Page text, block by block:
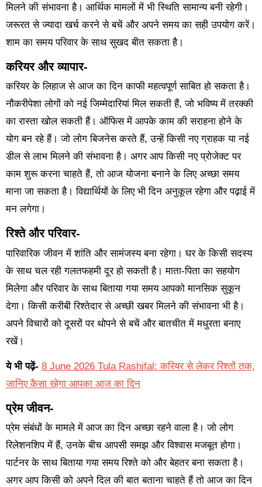
मिलने की संभावना है। आर्थिक मामलों में भी स्थिति सामान्य बनी रहेगी।
जरूरत से ज्यादा खर्च करने से बचें और अपने समय का सही उपयोग करें।
शाम का समय परिवार के साथ सुखद बीत सकता है।
करियर और व्यापार-
करियर के लिहाज से आज का दिन काफी महत्वपूर्ण साबित हो सकता है।
नौकरीपेशा लोगों को नई जिम्मेदारियां मिल सकती हैं, जो भविष्य में तरक्की
का रास्ता खोल सकती हैं। ऑफिस में आपके काम की सराहना होने के
योग बन रहे हैं। जो लोग बिजनेस करते हैं, उन्हें किसी नए ग्राहक या नई
डील से लाभ मिलने की संभावना है। अगर आप किसी नए प्रोजेक्ट पर
काम शुरू करना चाहते हैं, तो आज योजना बनाने के लिए अच्छा समय
माना जा सकता है। विद्यार्थियों के लिए भी दिन अनुकूल रहेगा और पढ़ाई में
मन लगेगा।
रिश्ते और परिवार-
पारिवारिक जीवन में शांति और सामंजस्य बना रहेगा। घर के किसी सदस्य
के साथ चल रही गलतफहमी दूर हो सकती है। माता-पिता का सहयोग
मिलेगा और परिवार के साथ बिताया गया समय आपको मानसिक सुकून
देगा। किसी करीबी रिश्तेदार से अच्छी खबर मिलने की संभावना भी है।
अपने विचारों को दूसरों पर थोपने से बचें और बातचीत में मधुरता बनाए
रखें।
ये भी पढ़ें- 8 June 2026 Tula Rashifal: करियर से लेकर रिश्तों तक,
जानिए कैसा रहेगा आपका आज का दिन
प्रेम जीवन-
प्रेम संबंधों के मामले में आज का दिन अच्छा रहने वाला है। जो लोग
रिलेशनशिप में हैं, उनके बीच आपसी समझ और विश्वास मजबूत होगा।
पार्टनर के साथ बिताया गया समय रिश्ते को और बेहतर बना सकता है।
अगर आप किसी को अपने दिल की बात बताना चाहते हैं तो आज का दिन